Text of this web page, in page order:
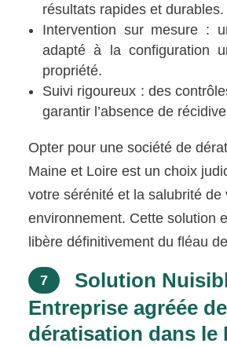
résultats rapides et durables.
Intervention sur mesure :
adapté à la configuration
propriété.
Suivi rigoureux : des
garantir l’absence de
Opter pour une société de
Maine et Loire est un choix
votre sérénité et la salubrité de
environnement. Cette solution
libère définitivement du fléau
7
Solution
Entreprise agréée de
dératisation dans le